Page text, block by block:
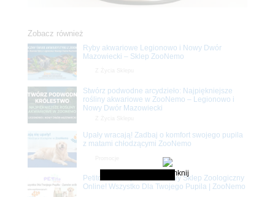
Zobacz również
Ryby akwariowe Legionowo i Nowy Dwór
Mazowiecki – Sklep ZooNemo
Stwórz podwodne arcydzieło: Najpiękniejsze
rośliny akwariowe w ZooNemo – Legionowo i
Nowy Dwór Mazowiecki
Upały wracają! Zadbaj o komfort swojego pupila
z matami chłodzącymi ZooNemo
Petito Pet Shop – Internetowy Sklep Zoologiczny
Online! Wszystko Dla Twojego Pupila | ZooNemo